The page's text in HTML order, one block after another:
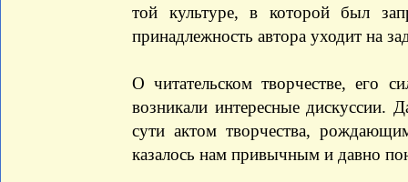
той культуре, в которой был
принадлежность автора уходит на
О читательском творчестве, его
возникали интересные дискуссии.
сути актом творчества,
казалось нам привычным и давно